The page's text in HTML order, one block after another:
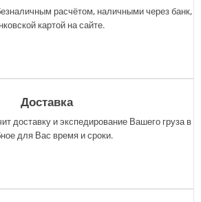
расчётом, наличными через банк,
картой на сайте.
Доставка
доставку и экспедирование Вашего груза в
для Вас время и сроки.